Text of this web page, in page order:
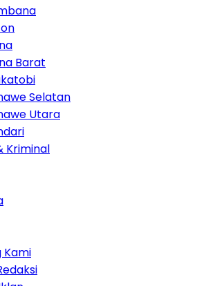
Barat
Selatan
Utara
Kriminal
Kami